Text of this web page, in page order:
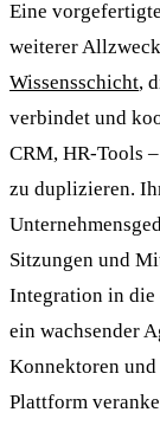
Eine
weiterer
Wissensschicht,
verbindet und
CRM, HR-Tools
zu duplizieren.
Sitzungen und
Integration in die
ein wachsender
Konnektoren
Plattform